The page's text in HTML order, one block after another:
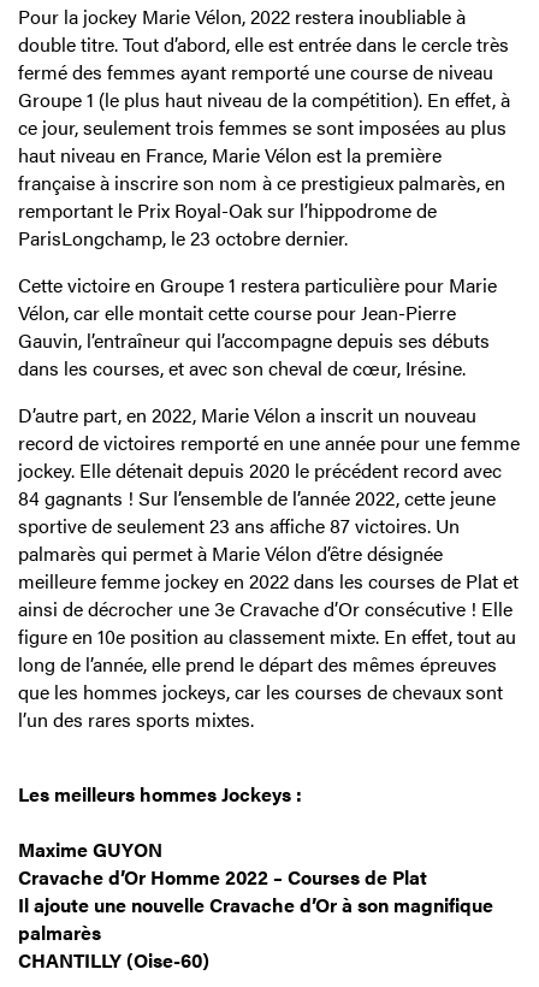
Pour la jockey Marie Vélon, 2022 restera inoubliable à
double titre. Tout d’abord, elle est entrée dans le cercle très
fermé des femmes ayant remporté une course de niveau
Groupe 1 (le plus haut niveau de la compétition). En effet, à
ce jour, seulement trois femmes se sont imposées au plus
haut niveau en France, Marie Vélon est la première
française à inscrire son nom à ce prestigieux palmarès, en
remportant le Prix Royal-Oak sur l’hippodrome de
ParisLongchamp, le 23 octobre dernier.
Cette victoire en Groupe 1 restera particulière pour Marie
Vélon, car elle montait cette course pour Jean-Pierre
Gauvin, l’entraîneur qui l’accompagne depuis ses débuts
dans les courses, et avec son cheval de cœur, Irésine.
D’autre part, en 2022, Marie Vélon a inscrit un nouveau
record de victoires remporté en une année pour une femme
jockey. Elle détenait depuis 2020 le précédent record avec
84 gagnants ! Sur l’ensemble de l’année 2022, cette jeune
sportive de seulement 23 ans affiche 87 victoires. Un
palmarès qui permet à Marie Vélon d’être désignée
meilleure femme jockey en 2022 dans les courses de Plat et
ainsi de décrocher une 3e Cravache d’Or consécutive ! Elle
figure en 10e position au classement mixte. En effet, tout au
long de l’année, elle prend le départ des mêmes épreuves
que les hommes jockeys, car les courses de chevaux sont
l’un des rares sports mixtes.
Les meilleurs hommes Jockeys :
Maxime GUYON
Cravache d’Or Homme 2022 – Courses de Plat
Il ajoute une nouvelle Cravache d’Or à son magnifique
palmarès
CHANTILLY (Oise-60)